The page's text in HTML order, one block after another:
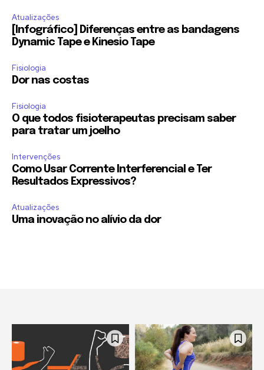
Atualizações
[Infográfico] Diferenças entre as bandagens
Dynamic Tape e Kinesio Tape
Fisiologia
Dor nas costas
Fisiologia
O que todos fisioterapeutas precisam saber
para tratar um joelho
Intervenções
Como Usar Corrente Interferencial e Ter
Resultados Expressivos?
Atualizações
Uma inovação no alívio da dor